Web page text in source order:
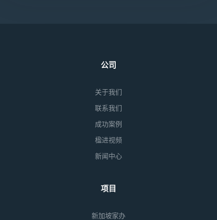
公司
关于我们
联系我们
成功案例
楹进视频
新闻中心
项目
新加坡家办